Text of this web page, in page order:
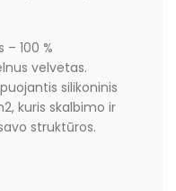
100 %
velvetas.
silikoninis
kuris skalbimo ir
struktūros.